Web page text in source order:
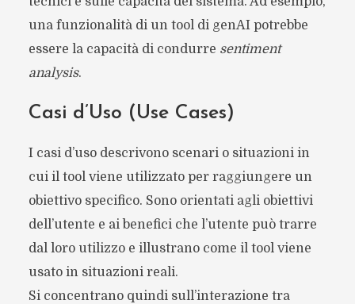
una funzionalità di un tool di genAI potrebbe
essere la capacità di condurre sentiment
analysis.
Casi d’Uso (Use Cases)
I casi d’uso descrivono scenari o situazioni in
cui il tool viene utilizzato per raggiungere un
obiettivo specifico. Sono orientati agli obiettivi
dell’utente e ai benefici che l’utente può trarre
dal loro utilizzo e illustrano come il tool viene
usato in situazioni reali.
Si concentrano quindi sull’interazione tra